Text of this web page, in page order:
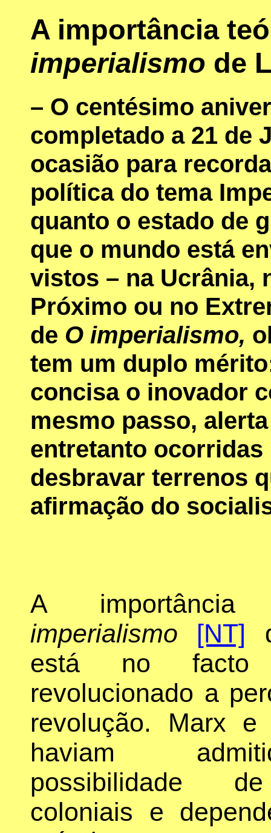
A importância
imperialismo de
– O centésimo
completado a 21 de
ocasião para
política do tema
quanto o estado de
que o mundo está
vistos – na Ucrânia,
Próximo ou no
de O imperialismo,
tem um duplo
concisa o inovador
mesmo passo,
entretanto ocorridas
desbravar terrenos
afirmação do
A
imperialismo
[NT]
está no
revolucionado a
revolução. Marx
haviam
possibilidade
coloniais e